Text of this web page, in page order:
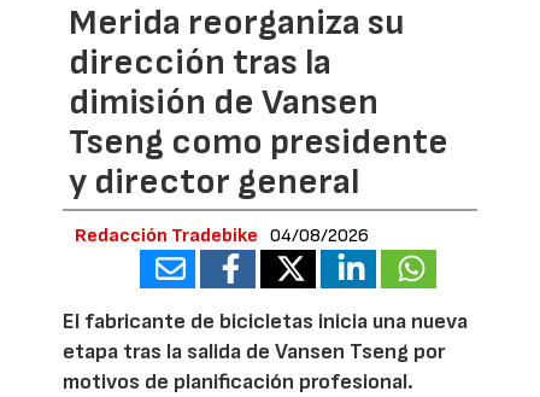
Merida reorganiza su
dirección tras la
dimisión de Vansen
Tseng como presidente
y director general
Redacción Tradebike 04/08/2026
El fabricante de bicicletas inicia una nueva
etapa tras la salida de Vansen Tseng por
motivos de planificación profesional.